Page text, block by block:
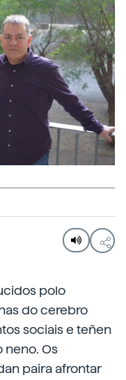
polo
do cerebro
sociais e teñen
neno. Os
paira afrontar